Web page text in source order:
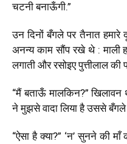
चटनी बनाऊँगी.”
उन दिनों बँगले पर तैनात हमारे
अनन्य काम सौंप रखे थे : माली
लगाती और रसोइए पुत्तीलाल
“मैं बताऊँ मालकिन?” खिलावन
ने मुझसे वादा लिया है उससे
“ऐसा है क्या?” ‘न’ सुनने की